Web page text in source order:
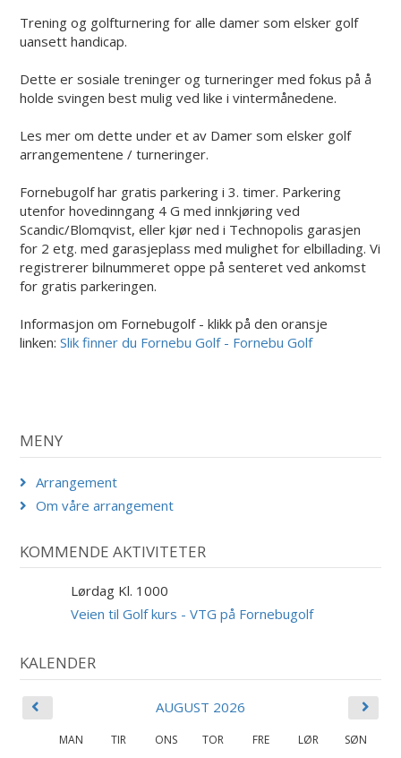
Trening og golfturnering for alle damer som elsker golf
uansett handicap.
Dette er sosiale treninger og turneringer med fokus på å
holde svingen best mulig ved like i vintermånedene.
Les mer om dette under et av Damer som elsker golf
arrangementene / turneringer.
Fornebugolf har gratis parkering i 3. timer. Parkering
utenfor hovedinngang 4 G med innkjøring ved
Scandic/Blomqvist, eller kjør ned i Technopolis garasjen
for 2 etg. med garasjeplass med mulighet for elbillading. Vi
registrerer bilnummeret oppe på senteret ved ankomst
for gratis parkeringen.
Informasjon om Fornebugolf - klikk på den oransje
linken:Slik finner du Fornebu Golf - Fornebu Golf
MENY
Arrangement
Om våre arrangement
KOMMENDE AKTIVITETER
Lørdag Kl. 1000
Veien til Golf kurs - VTG på Fornebugolf
KALENDER
AUGUST 2026
MAN TIR ONS TOR FRE LØR SØN